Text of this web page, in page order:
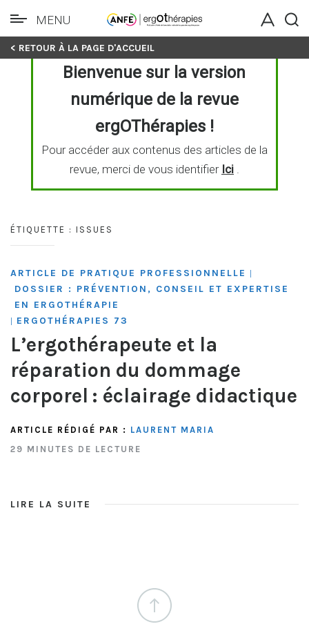
Skip
MENU
< RETOUR À LA PAGE D'ACCUEIL
Bienvenue sur la version
numérique de la revue
ergOThérapies !
Pour accéder aux contenus des articles de la
revue, merci de vous identifier Ici.
ÉTIQUETTE : ISSUES
ARTICLE DE PRATIQUE PROFESSIONNELLE |
DOSSIER : PRÉVENTION, CONSEIL ET EXPERTISE
EN ERGOTHÉRAPIE
| ERGOTHÉRAPIES 73
L’ergothérapeute et la
réparation du dommage
corporel : éclairage didactique
ARTICLE RÉDIGÉ PAR : LAURENT MARIA
29 MINUTES DE LECTURE
LIRE LA SUITE